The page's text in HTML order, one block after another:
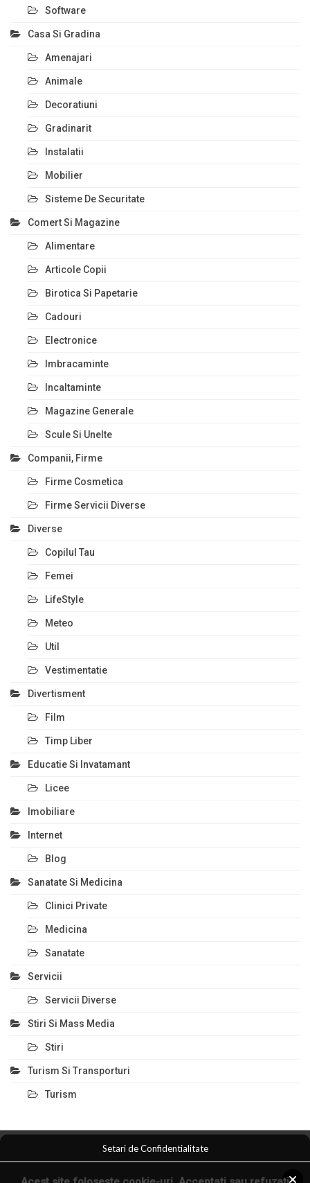
Software
Casa Si Gradina
Amenajari
Animale
Decoratiuni
Gradinarit
Instalatii
Mobilier
Sisteme De Securitate
Comert Si Magazine
Alimentare
Articole Copii
Birotica Si Papetarie
Cadouri
Electronice
Imbracaminte
Incaltaminte
Magazine Generale
Scule Si Unelte
Companii, Firme
Firme Cosmetica
Firme Servicii Diverse
Diverse
Copilul Tau
Femei
LifeStyle
Meteo
Util
Vestimentatie
Divertisment
Film
Timp Liber
Educatie Si Invatamant
Licee
Imobiliare
Internet
Blog
Sanatate Si Medicina
Clinici Private
Medicina
Sanatate
Servicii
Servicii Diverse
Stiri Si Mass Media
Stiri
Turism Si Transporturi
Turism
Comert Si Magazine Magazin Online
Anunturi Servicii
Setari de Confidentialitate